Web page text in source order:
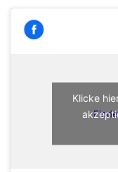
Klicke